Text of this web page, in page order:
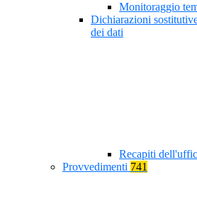
Monitoraggio
Dichiarazioni
dei dati
Recapiti
Provvedimenti 741